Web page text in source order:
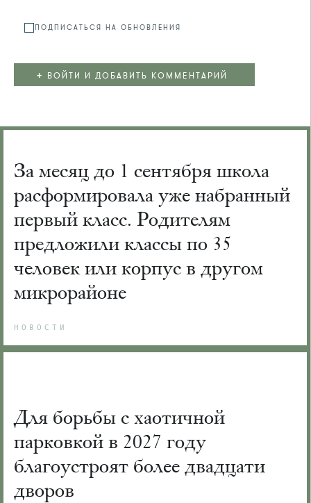
ПОДПИСАТЬСЯ НА ОБНОВЛЕНИЯ
+ ВОЙТИ И ДОБАВИТЬ КОММЕНТАРИЙ
За месяц до 1 сентября школа
расформировала уже набранный
первый класс. Родителям
предложили классы по 35
человек или корпус в другом
микрорайоне
НОВОСТИ
Для борьбы с хаотичной
парковкой в 2027 году
благоустроят более двадцати
дворов